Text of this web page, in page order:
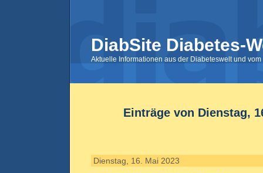
DiabSite Diabetes-
Aktuelle Informationen aus der Diabeteswelt und
Einträge von Dienstag,
Dienstag, 16. Mai 2023